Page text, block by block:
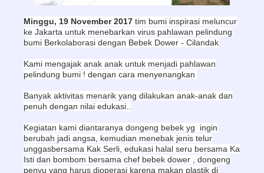
Minggu, 19 November 2017 tim bumi inspirasi meluncur
ke Jakarta untuk menebarkan virus pahlawan pelindung
bumi Berkolaborasi dengan Bebek Dower - Cilandak
Kami mengajak anak anak untuk menjadi pahlawan
pelindung bumi ! dengan cara menyenangkan
Banyak aktivitas menarik yang dilakukan anak-anak dan
penuh dengan nilai edukasi..
Kegiatan kami diantaranya dongeng bebek yg ingin
berubah jadi angsa, kemudian menebak jenis telur
unggasbersama Kak Serli, edukasi halal seru bersama Ka
Isti dan bombom bersama chef bebek dower , dongeng
penyu yang harus dioperasi karena makan plastik di